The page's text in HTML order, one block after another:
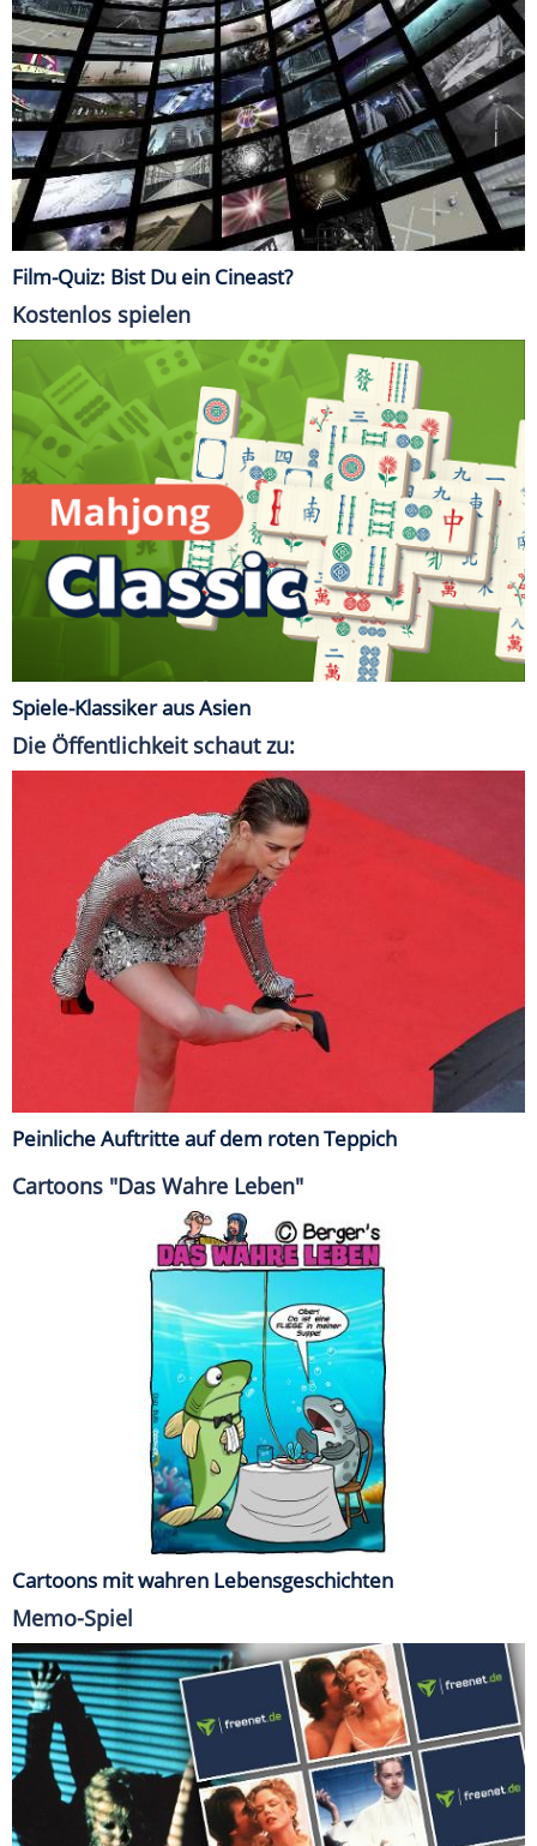
Film-Quiz: Bist Du ein Cineast?
Kostenlos spielen
Spiele-Klassiker aus Asien
Die Öffentlichkeit schaut zu:
Peinliche Auftritte auf dem roten Teppich
Cartoons "Das Wahre Leben"
Cartoons mit wahren Lebensgeschichten
Memo-Spiel